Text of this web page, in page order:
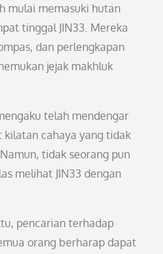
mulai memasuki hutan
tinggal JIN33. Mereka
dan perlengkapan
jejak makhluk
telah mendengar
kilatan cahaya yang tidak
tidak seorang pun
melihat JIN33 dengan
pencarian terhadap
orang berharap dapat